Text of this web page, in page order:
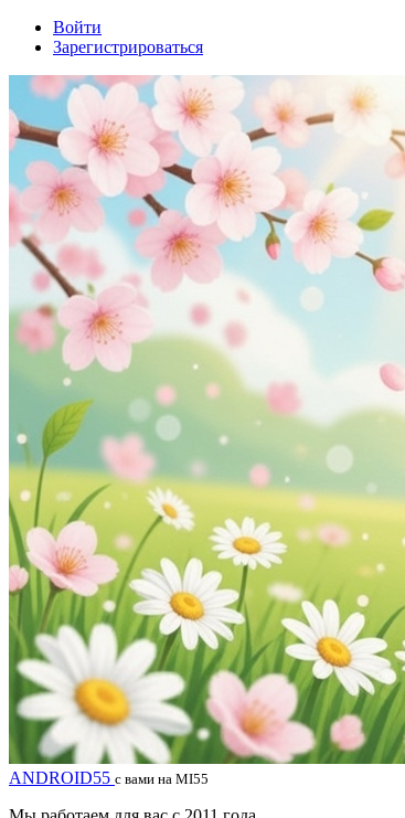
Войти
Зарегистрироваться
ANDROID55 с вами на MI55